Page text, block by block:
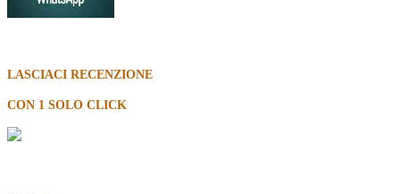
LASCIACI RECENZIONE
CON 1 SOLO CLICK